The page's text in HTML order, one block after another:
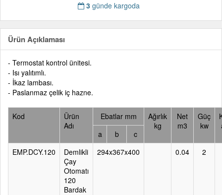
3günde kargoda
Ürün Açıklaması
- Termostat kontrol ünitesi.
- Isı yalıtımlı.
- İkaz lambası.
- Paslanmaz çelik iç hazne.
Kod
Ürün
Adı
Ebatlar mm
Ağırlık
kg
Net
m3
Güç
kw
a
b
c
EMP.DCY.120
Demlikli
Çay
Otomatı
120
Bardak
294x367x400 0.04 2